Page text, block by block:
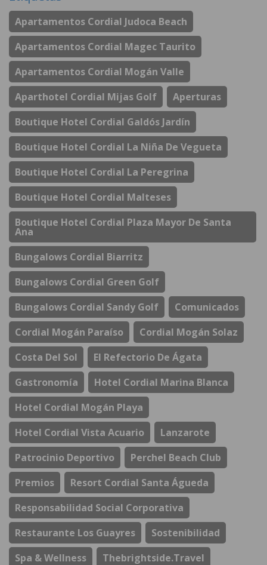
Apartamentos Cordial Judoca Beach
Apartamentos Cordial Magec Taurito
Apartamentos Cordial Mogán Valle
Aparthotel Cordial Mijas Golf
Aperturas
Boutique Hotel Cordial Galdós Jardín
Boutique Hotel Cordial La Niña De Vegueta
Boutique Hotel Cordial La Peregrina
Boutique Hotel Cordial Malteses
Boutique Hotel Cordial Plaza Mayor De Santa
Ana
Bungalows Cordial Biarritz
Bungalows Cordial Green Golf
Bungalows Cordial Sandy Golf
Comunicados
Cordial Mogán Paraíso
Cordial Mogán Solaz
Costa Del Sol
El Refectorio De Ágata
Gastronomía
Hotel Cordial Marina Blanca
Hotel Cordial Mogán Playa
Hotel Cordial Vista Acuario
Lanzarote
Patrocinio Deportivo
Perchel Beach Club
Premios
Resort Cordial Santa Águeda
Responsabilidad Social Corporativa
Restaurante Los Guayres
Sostenibilidad
Spa & Wellness
Thebrightside.travel